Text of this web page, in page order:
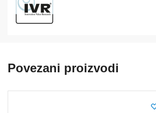
Povezani proizvodi